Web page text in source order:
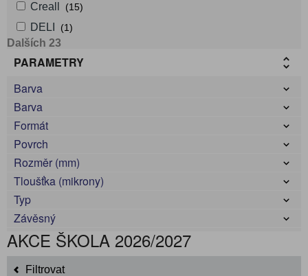
Creall (15)
DELI (1)
Dalších 23
PARAMETRY
Barva
Barva
Formát
Povrch
Rozměr (mm)
Tloušťka (mikrony)
Typ
Závěsný
AKCE ŠKOLA 2026/2027
Filtrovat